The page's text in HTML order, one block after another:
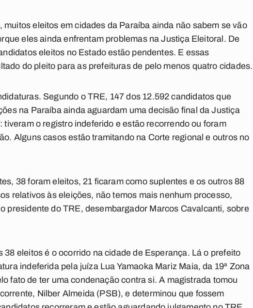
eleitos em cidades da Paraíba ainda não sabem se vão
eles ainda enfrentam problemas na Justiça Eleitoral. De
eleitos no Estado estão pendentes. E essas
do pleito para as prefeituras de pelo menos quatro cidades.
Segundo o TRE, 147 dos 12.592 candidatos que
na Paraíba ainda aguardam uma decisão final da Justiça
o registro indeferido e estão recorrendo ou foram
Alguns casos estão tramitando na Corte regional e outros no
38 foram eleitos, 21 ficaram como suplentes e os outros 88
relativos às eleições, não temos mais nenhum processo,
presidente do TRE, desembargador Marcos Cavalcanti, sobre
eleitos é o ocorrido na cidade de Esperança. Lá o prefeito
indeferida pela juíza Lua Yamaoka Mariz Maia, da 19ª Zona
fato de ter uma condenação contra si. A magistrada tomou
Nilber Almeida (PSB), e determinou que fossem